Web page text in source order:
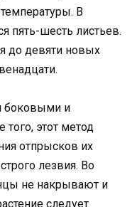
В
пять-шесть листьев.
до девяти новых
боковыми и
этот метод
отпрысков их
лезвия. Во
не накрывают и
следует